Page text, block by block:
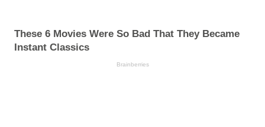
These 6 Movies Were So Bad That They Became
Instant Classics
Brainberries